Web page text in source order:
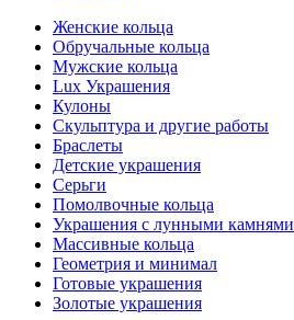
Женские кольца
Обручальные кольца
Мужские кольца
Lux Украшения
Кулоны
Скульптура и другие работы
Браслеты
Детские украшения
Серьги
Помолвочные кольца
Украшения с лунными камнями
Массивные кольца
Геометрия и минимал
Готовые украшения
Золотые украшения